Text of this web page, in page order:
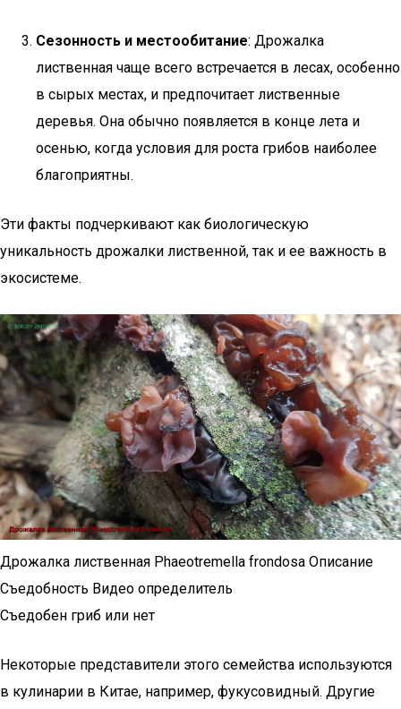
Сезонность и местообитание: Дрожалка
лиственная чаще всего встречается в лесах, особенно
в сырых местах, и предпочитает лиственные
деревья. Она обычно появляется в конце лета и
осенью, когда условия для роста грибов наиболее
благоприятны.
Эти факты подчеркивают как биологическую
уникальность дрожалки лиственной, так и ее важность в
экосистеме.
Дрожалка лиственная Phaeotremella frondosa Описание
Съедобность Видео определитель
Съедобен гриб или нет
Некоторые представители этого семейства используются
в кулинарии в Китае, например, фукусовидный. Другие